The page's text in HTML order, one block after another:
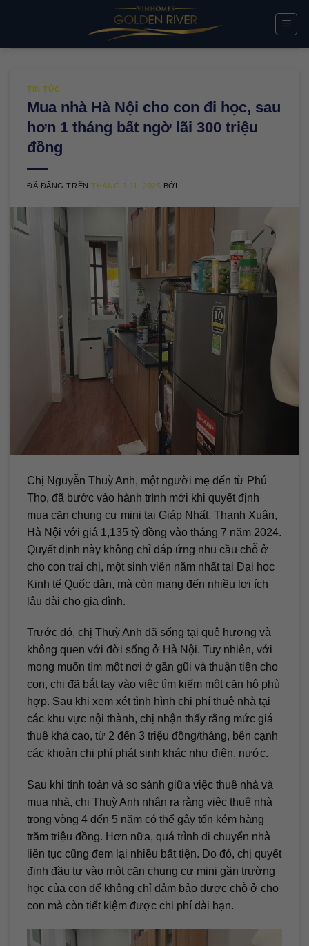
TIN TỨC
Mua nhà Hà Nội cho con đi học, sau
hơn 1 tháng bất ngờ lãi 300 triệu
đồng
ĐÃ ĐĂNG TRÊNTHÁNG 3 11, 2025 BỞI
Chị Nguyễn Thuỳ Anh, một người mẹ đến từ Phú
Thọ, đã bước vào hành trình mới khi quyết định
mua căn chung cư mini tại Giáp Nhất, Thanh Xuân,
Hà Nội với giá 1,135 tỷ đồng vào tháng 7 năm 2024.
Quyết định này không chỉ đáp ứng nhu cầu chỗ ở
cho con trai chị, một sinh viên năm nhất tại Đại học
Kinh tế Quốc dân, mà còn mang đến nhiều lợi ích
lâu dài cho gia đình.
Trước đó, chị Thuỳ Anh đã sống tại quê hương và
không quen với đời sống ở Hà Nội. Tuy nhiên, với
mong muốn tìm một nơi ở gần gũi và thuận tiện cho
con, chị đã bắt tay vào việc tìm kiếm một căn hộ phù
hợp. Sau khi xem xét tình hình chi phí thuê nhà tại
các khu vực nội thành, chị nhận thấy rằng mức giá
thuê khá cao, từ 2 đến 3 triệu đồng/tháng, bên cạnh
các khoản chi phí phát sinh khác như điện, nước.
Sau khi tính toán và so sánh giữa việc thuê nhà và
mua nhà, chị Thuỳ Anh nhận ra rằng việc thuê nhà
trong vòng 4 đến 5 năm có thể gây tốn kém hàng
trăm triệu đồng. Hơn nữa, quá trình di chuyển nhà
liên tục cũng đem lại nhiều bất tiện. Do đó, chị quyết
định đầu tư vào một căn chung cư mini gần trường
học của con để không chỉ đảm bảo được chỗ ở cho
con mà còn tiết kiệm được chi phí dài hạn.